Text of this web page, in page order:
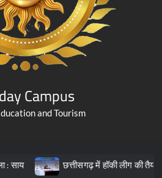
Campus
and Tourism
छत्तीसगढ़ में हॉकी लीग की तैयारी,